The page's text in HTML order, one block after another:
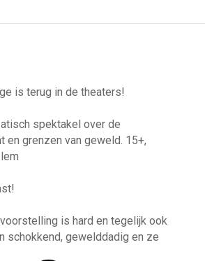
is terug in de theaters!
spektakel over de
en grenzen van geweld. 15+,
is hard en tegelijk ook
schokkend, gewelddadig en ze